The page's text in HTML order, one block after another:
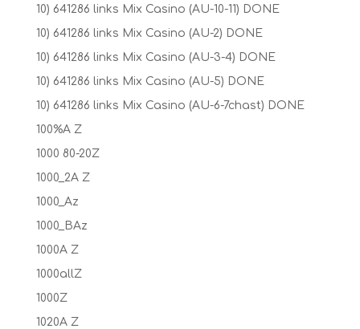
10) 641286 links Mix Casino (AU-10-11) DONE
10) 641286 links Mix Casino (AU-2) DONE
10) 641286 links Mix Casino (AU-3-4) DONE
10) 641286 links Mix Casino (AU-5) DONE
10) 641286 links Mix Casino (AU-6-7chast) DONE
100%A Z
1000 80-20Z
1000_2A Z
1000_Az
1000_BAz
1000A Z
1000allZ
1000Z
1020A Z